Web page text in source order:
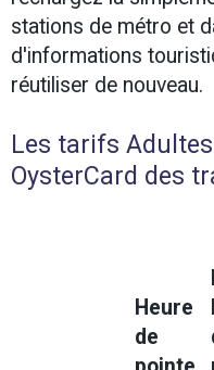
stations de métro et
d'informations
réutiliser de nouveau.
Les tarifs
OysterCard des
Heure
de